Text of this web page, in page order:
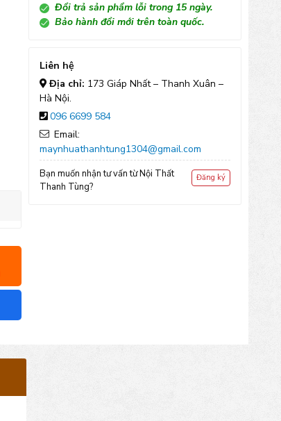
Đổi trả sản phẩm lỗi trong 15 ngày.
Bảo hành đổi mới trên toàn quốc.
Liên hệ
Địa chỉ: 173 Giáp Nhất – Thanh Xuân –
Hà Nội.
096 6699 584
Email:
maynhuathanhtung1304@gmail.com
Bạn muốn nhận tư vấn từ Nội Thất
Thanh Tùng?
Đăng ký